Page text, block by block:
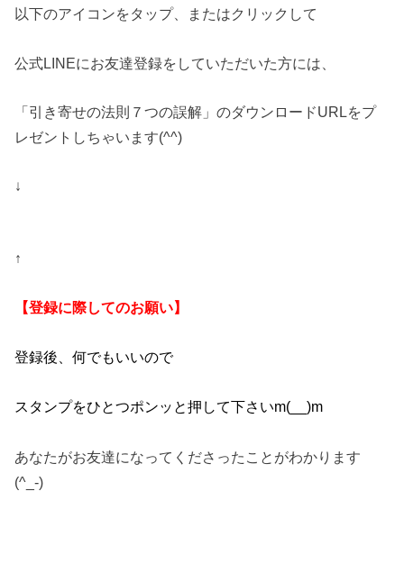
以下のアイコンをタップ、またはクリックして
公式LINEにお友達登録をしていただいた方には、
「引き寄せの法則７つの誤解」のダウンロードURLをプ
レゼントしちゃいます(^^)
↓
↑
【登録に際してのお願い】
登録後、何でもいいので
スタンプをひとつポンッと押して下さいm(__)m
あなたがお友達になってくださったことがわかります
(^_-)